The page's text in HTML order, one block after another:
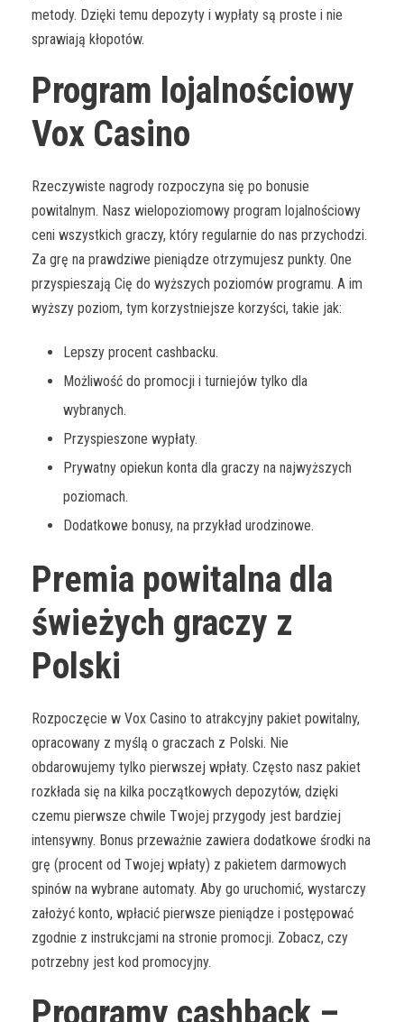
metody. Dzięki temu depozyty i wypłaty są proste i nie
sprawiają kłopotów.
Program lojalnościowy
Vox Casino
Rzeczywiste nagrody rozpoczyna się po bonusie
powitalnym. Nasz wielopoziomowy program lojalnościowy
ceni wszystkich graczy, który regularnie do nas przychodzi.
Za grę na prawdziwe pieniądze otrzymujesz punkty. One
przyspieszają Cię do wyższych poziomów programu. A im
wyższy poziom, tym korzystniejsze korzyści, takie jak:
Lepszy procent cashbacku.
Możliwość do promocji i turniejów tylko dla
wybranych.
Przyspieszone wypłaty.
Prywatny opiekun konta dla graczy na najwyższych
poziomach.
Dodatkowe bonusy, na przykład urodzinowe.
Premia powitalna dla
świeżych graczy z
Polski
Rozpoczęcie w Vox Casino to atrakcyjny pakiet powitalny,
opracowany z myślą o graczach z Polski. Nie
obdarowujemy tylko pierwszej wpłaty. Często nasz pakiet
rozkłada się na kilka początkowych depozytów, dzięki
czemu pierwsze chwile Twojej przygody jest bardziej
intensywny. Bonus przeważnie zawiera dodatkowe środki na
grę (procent od Twojej wpłaty) z pakietem darmowych
spinów na wybrane automaty. Aby go uruchomić, wystarczy
założyć konto, wpłacić pierwsze pieniądze i postępować
zgodnie z instrukcjami na stronie promocji. Zobacz, czy
potrzebny jest kod promocyjny.
Programy cashback –